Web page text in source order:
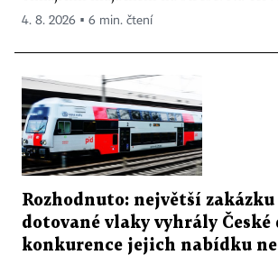
4. 8. 2026 ▪ 6 min. čtení
Rozhodnuto: největší zakázku
dotované vlaky vyhrály České
konkurence jejich nabídku